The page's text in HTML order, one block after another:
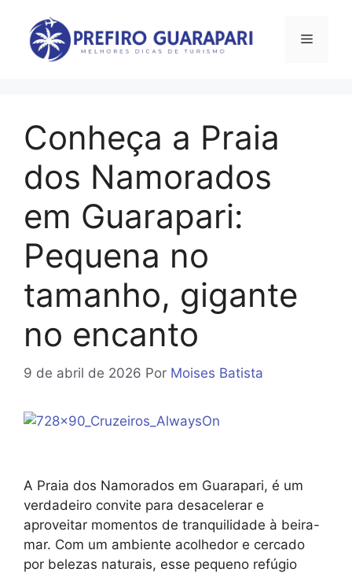
Menu
Conheça a Praia
dos Namorados
em Guarapari:
Pequena no
tamanho, gigante
no encanto
9 de abril de 2026 Por Moises Batista
A Praia dos Namorados em Guarapari, é um
verdadeiro convite para desacelerar e
aproveitar momentos de tranquilidade à beira-
mar. Com um ambiente acolhedor e cercado
por belezas naturais, esse pequeno refúgio